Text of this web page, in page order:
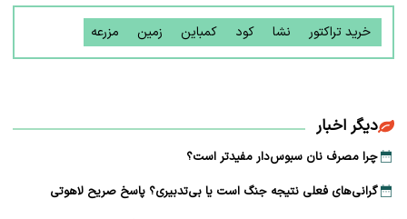
خرید تراکتور نشا کود کمباین زمین مزرعه
دیگر اخبار
چرا مصرف نان سبوس‌دار مفیدتر است؟
گرانی‌های فعلی نتیجه جنگ است یا بی‌تدبیری؟ پاسخ صریح لاهوتی